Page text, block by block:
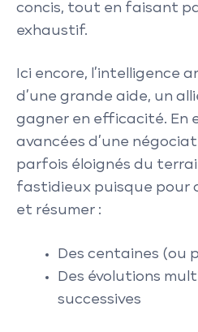
concis, tout en faisant
exhaustif.
Ici encore, l’intelligence
d’une grande aide, un
gagner en efficacité. En
avancées d’une
parfois éloignés du
fastidieux puisque pour
et résumer :
Des centaines (ou
Des évolutions
successives